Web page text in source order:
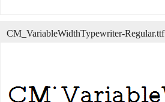
CM_VariableWidthTypewriter-Regular.ttf